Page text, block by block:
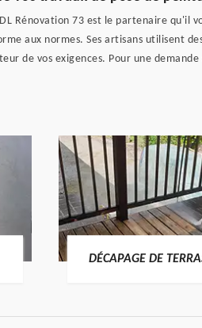
Rénovation 73 est le partenaire qu'il
aux normes. Ses artisans utilisent
de vos exigences. Pour une
DÉCAPAGE DE